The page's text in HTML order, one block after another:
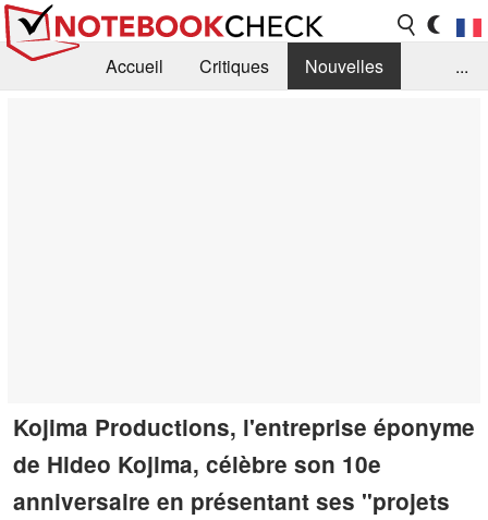
Accueil Critiques
Nouvelles
...
Kojima Productions, l'entreprise éponyme
de Hideo Kojima, célèbre son 10e
anniversaire en présentant ses "projets